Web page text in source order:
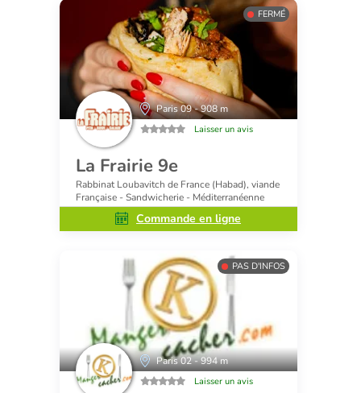
FERMÉ
Paris 09 - 908 m
Laisser un avis
La Frairie 9e
Rabbinat Loubavitch de France (Habad), viande
Française - Sandwicherie - Méditerranéenne
Commande en ligne
PAS D'INFOS
Paris 02 - 994 m
Laisser un avis